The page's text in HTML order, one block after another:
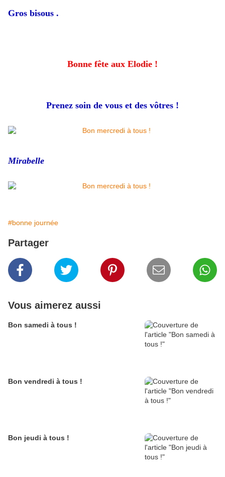
Gros bisous .
Bonne fête aux Elodie !
Prenez soin de vous et des vôtres !
Mirabelle
#bonne journée
Partager
Vous aimerez aussi
Bon samedi à tous !
Bon vendredi à tous !
Bon jeudi à tous !